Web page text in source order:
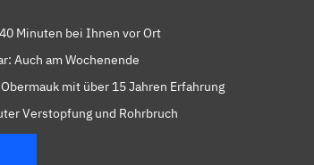
Minuten bei Ihnen vor Ort
Auch am Wochenende
mit über 15 Jahren Erfahrung
Verstopfung und Rohrbruch